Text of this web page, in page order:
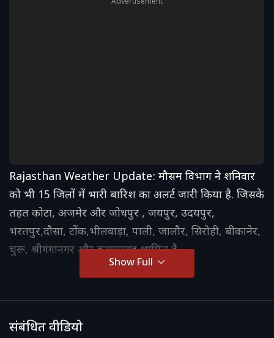
Advertisement
Rajasthan Weather Update: मौसम विभाग ने शनिवार
को भी 15 जिलों में भारी बारिश का अलर्ट जारी किया है. जिसके
तहत कोटा, अजमेर और जोधपुर , जयपुर, उदयपुर,
भरतपुर,दौसा, टोंक,भीलवाड़ा, पाली, जालौर, सिरोही, बीकानेर,
चुरू, श्रीगंगानगर और हनुमानगढ़ शामिल है.
Show Full
संबंधित वीडियो